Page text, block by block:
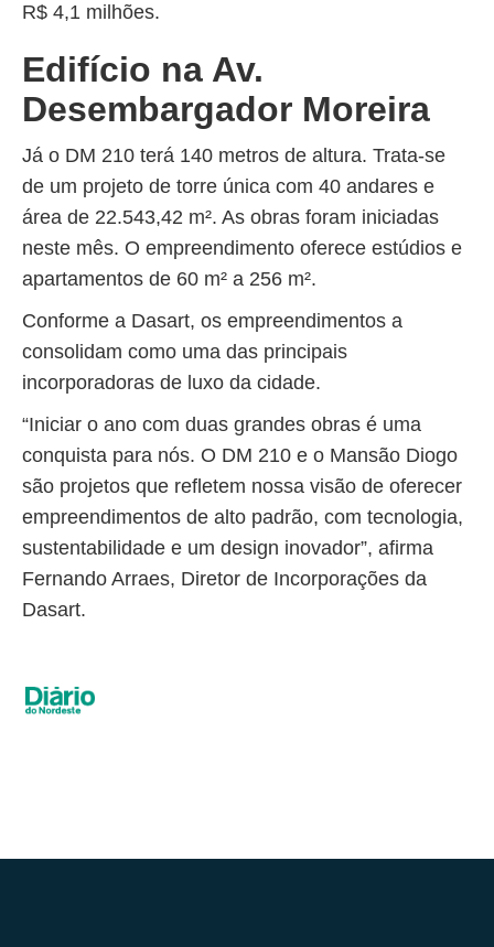
R$ 4,1 milhões.
Edifício na Av.
Desembargador Moreira
Já o DM 210 terá 140 metros de altura. Trata-se
de um projeto de torre única com 40 andares e
área de 22.543,42 m². As obras foram iniciadas
neste mês. O empreendimento oferece estúdios e
apartamentos de 60 m² a 256 m².
Conforme a Dasart, os empreendimentos a
consolidam como uma das principais
incorporadoras de luxo da cidade.
“Iniciar o ano com duas grandes obras é uma
conquista para nós. O DM 210 e o Mansão Diogo
são projetos que refletem nossa visão de oferecer
empreendimentos de alto padrão, com tecnologia,
sustentabilidade e um design inovador”, afirma
Fernando Arraes, Diretor de Incorporações da
Dasart.